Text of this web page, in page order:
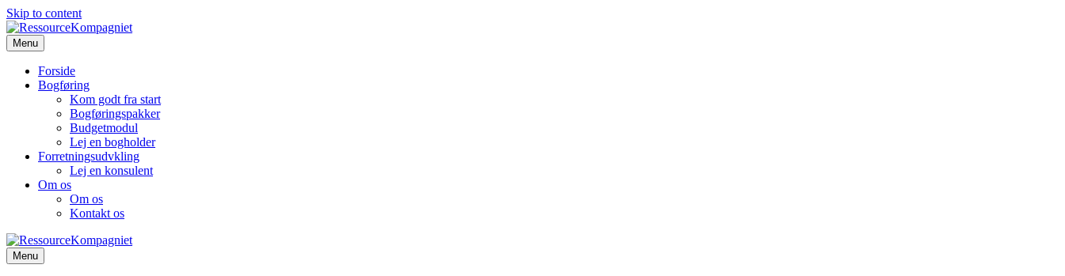
Skip to content
Menu
Forside
Bogføring
Kom godt fra start
Bogføringspakker
Budgetmodul
Lej en bogholder
Forretningsudvkling
Lej en konsulent
Om os
Om os
Kontakt os
Menu